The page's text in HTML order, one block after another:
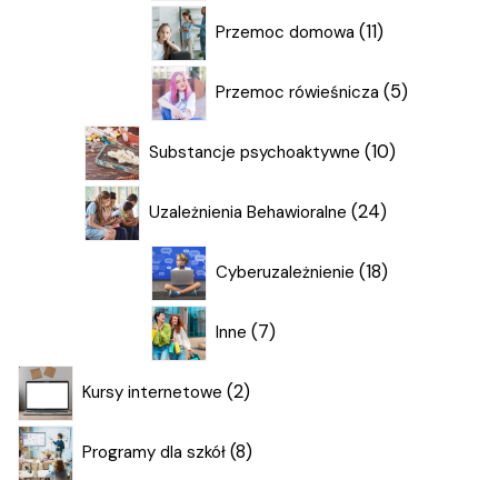
Przemoc domowa 11
11
produktów
Przemoc rówieśnicza 5
5
produktów
Substancje psychoaktywne 10
10
produktów
Uzależnienia Behawioralne 24
24
produkty
Cyberuzależnienie 18
18
produktów
Inne 7
7
produktów
Kursy internetowe 2
2
produkty
Programy dla szkół 8
8
produktów